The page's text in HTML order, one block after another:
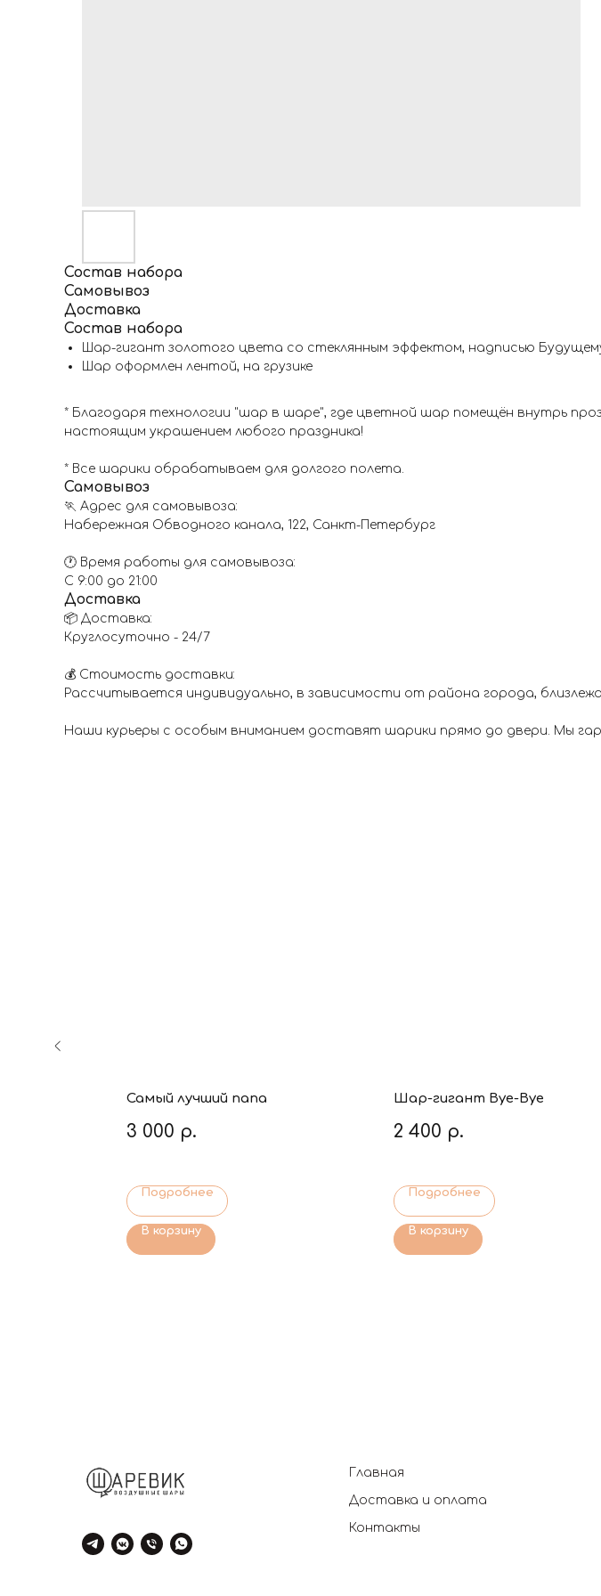
Состав набора
Самовывоз
Доставка
Состав набора
Шар-гигант золотого цвета со стеклянным эффектом, надписью
Шар оформлен лентой, на грузике
* Благодаря технологии "шар в шаре", где цветной шар помещён внутрь
настоящим украшением любого праздника!
* Все шарики обрабатываем для долгого полета.
Самовывоз
🏃 Адрес для самовывоза:
Набережная Обводного канала, 122, Санкт-Петербург
🕐 Время работы для самовывоза:
С 9:00 до 21:00
Доставка
📦 Доставка:
Круглосуточно - 24/7
💰 Стоимость доставки:
Рассчитывается индивидуально, в зависимости от района города,
Наши курьеры с особым вниманием доставят шарики прямо до двери. Мы
Самый лучший папа
3 000 р.
Подробнее
В корзину
Шар-гигант Bye-Bye
2 400 р.
Подробнее
В корзину
Главная
Доставка и оплата
Контакты